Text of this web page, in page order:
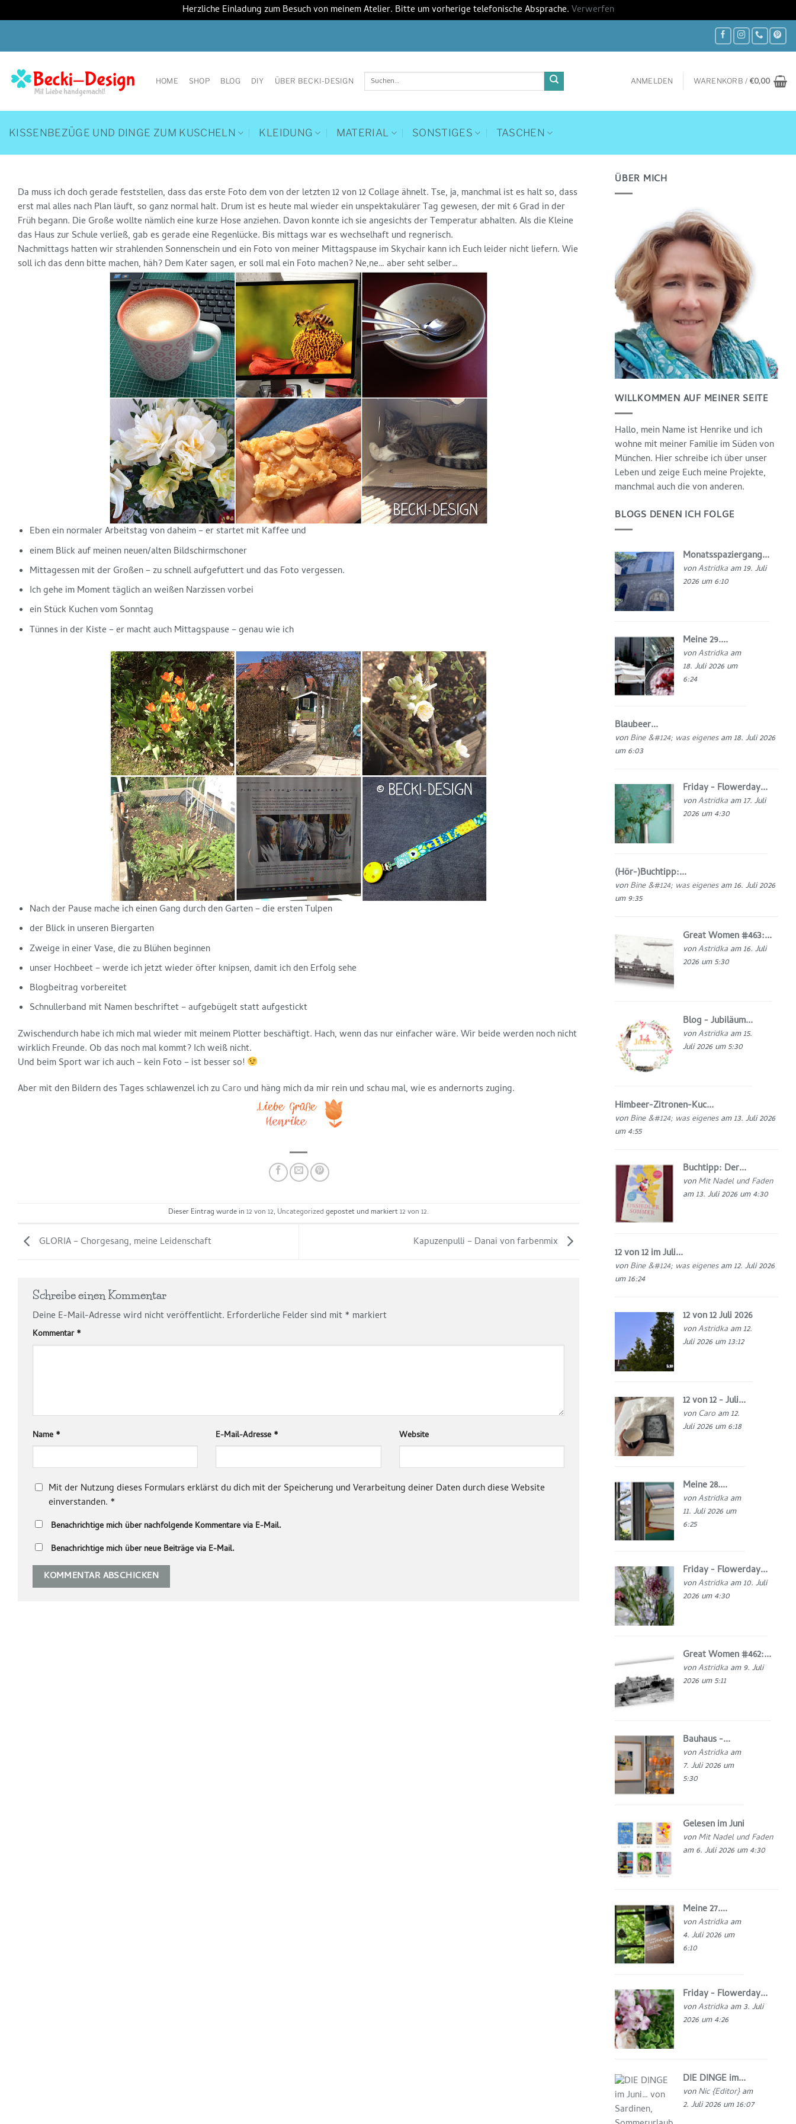
Herzliche Einladung zum Besuch von meinem Atelier. Bitte um vorherige telefonische Absprache.Verwerfen
springen
HOME SHOP BLOG DIY ÜBER BECKI-DESIGN
Suchen
nach:
ANMELDEN WARENKORB / €0,00
KISSENBEZÜGE UND DINGE ZUM KUSCHELN KLEIDUNG MATERIAL SONSTIGES TASCHEN
Da muss ich doch gerade feststellen, dass das erste Foto dem von der letzten 12 von 12 Collage ähnelt. Tse, ja, manchmal ist es halt so, dass
erst mal alles nach Plan läuft, so ganz normal halt. Drum ist es heute mal wieder ein unspektakulärer Tag gewesen, der mit 6 Grad in der
Früh begann. Die Große wollte nämlich eine kurze Hose anziehen. Davon konnte ich sie angesichts der Temperatur abhalten. Als die Kleine
das Haus zur Schule verließ, gab es gerade eine Regenlücke. Bis mittags war es wechselhaft und regnerisch.
Nachmittags hatten wir strahlenden Sonnenschein und ein Foto von meiner Mittagspause im Skychair kann ich Euch leider nicht liefern. Wie
soll ich das denn bitte machen, häh? Dem Kater sagen, er soll mal ein Foto machen? Ne,ne… aber seht selber…
Eben ein normaler Arbeitstag von daheim – er startet mit Kaffee und
einem Blick auf meinen neuen/alten Bildschirmschoner
Mittagessen mit der Großen – zu schnell aufgefuttert und das Foto vergessen.
Ich gehe im Moment täglich an weißen Narzissen vorbei
ein Stück Kuchen vom Sonntag
Tünnes in der Kiste – er macht auch Mittagspause – genau wie ich
Nach der Pause mache ich einen Gang durch den Garten – die ersten Tulpen
der Blick in unseren Biergarten
Zweige in einer Vase, die zu Blühen beginnen
unser Hochbeet – werde ich jetzt wieder öfter knipsen, damit ich den Erfolg sehe
Blogbeitrag vorbereitet
Schnullerband mit Namen beschriftet – aufgebügelt statt aufgestickt
Zwischendurch habe ich mich mal wieder mit meinem Plotter beschäftigt. Hach, wenn das nur einfacher wäre. Wir beide werden noch nicht
wirklich Freunde. Ob das noch mal kommt? Ich weiß nicht.
Und beim Sport war ich auch – kein Foto – ist besser so!
Aber mit den Bildern des Tages schlawenzel ich zuCaro und häng mich da mir rein und schau mal, wie es andernorts zuging.
Dieser Eintrag wurde in 12 von 12, Uncategorized gepostet und markiert12 von 12.
GLORIA – Chorgesang, meine Leidenschaft Kapuzenpulli – Danai von farbenmix
Schreibe einen Kommentar
Deine E-Mail-Adresse wird nicht veröffentlicht. Erforderliche Felder sind mit* markiert
Kommentar*
Name * E-Mail-Adresse * Website
Mit der Nutzung dieses Formulars erklärst du dich mit der Speicherung und Verarbeitung deiner Daten durch diese Website
einverstanden. *
Benachrichtige mich über nachfolgende Kommentare via E-Mail.
Benachrichtige mich über neue Beiträge via E-Mail.
ÜBER MICH
WILLKOMMEN AUF MEINER SEITE
Hallo, mein Name ist Henrike und ich
wohne mit meiner Familie im Süden von
München. Hier schreibe ich über unser
Leben und zeige Euch meine Projekte,
manchmal auch die von anderen.
BLOGS DENEN ICH FOLGE
Monatsspaziergang...
vonAstridka am 19. Juli
2026 um 6:10
Meine 29....
vonAstridka am
18. Juli 2026 um
6:24
Blaubeer...
vonBine &#124; was eigenesam 18. Juli 2026
um 6:03
Friday - Flowerday...
vonAstridka am 17. Juli
2026 um 4:30
(Hör-)Buchtipp:...
vonBine &#124; was eigenesam 16. Juli 2026
um 9:35
Great Women #463:...
vonAstridka am 16. Juli
2026 um 5:30
Blog - Jubiläum...
vonAstridka am 15.
Juli 2026 um 5:30
Himbeer-Zitronen-Kuc...
vonBine &#124; was eigenesam 13. Juli 2026
um 4:55
Buchtipp: Der...
vonMit Nadel und Faden
am 13. Juli 2026 um 4:30
12 von 12 im Juli...
vonBine &#124; was eigenesam 12. Juli 2026
um 16:24
12 von 12 Juli 2026
vonAstridka am 12.
Juli 2026 um 13:12
12 von 12 - Juli...
vonCaro am 12.
Juli 2026 um 6:18
Meine 28....
vonAstridka am
11. Juli 2026 um
6:25
Friday - Flowerday...
vonAstridka am 10. Juli
2026 um 4:30
Great Women #462:...
vonAstridka am 9. Juli
2026 um 5:11
Bauhaus -...
vonAstridka am
7. Juli 2026 um
5:30
Gelesen im Juni
vonMit Nadel und Faden
am 6. Juli 2026 um 4:30
Meine 27....
vonAstridka am
4. Juli 2026 um
6:10
Friday - Flowerday...
vonAstridka am 3. Juli
2026 um 4:26
DIE DINGE im...
vonNic {Editor}am
2. Juli 2026 um 16:07